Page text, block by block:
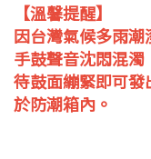
【溫馨提醒】
因台灣氣候多雨
手鼓聲音沈悶混濁
待鼓面繃緊即可
於防潮箱內。